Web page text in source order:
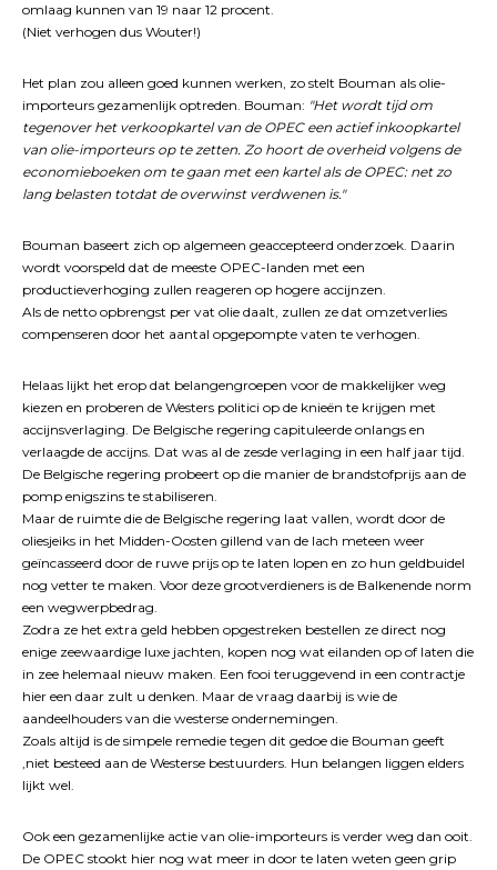
omlaag kunnen van 19 naar 12 procent.
(Niet verhogen dus Wouter!)
Het plan zou alleen goed kunnen werken, zo stelt Bouman als olie-
importeurs gezamenlijk optreden. Bouman: "Het wordt tijd om
tegenover het verkoopkartel van de OPEC een actief inkoopkartel
van olie-importeurs op te zetten. Zo hoort de overheid volgens de
economieboeken om te gaan met een kartel als de OPEC: net zo
lang belasten totdat de overwinst verdwenen is."
Bouman baseert zich op algemeen geaccepteerd onderzoek. Daarin
wordt voorspeld dat de meeste OPEC-landen met een
productieverhoging zullen reageren op hogere accijnzen.
Als de netto opbrengst per vat olie daalt, zullen ze dat omzetverlies
compenseren door het aantal opgepompte vaten te verhogen.
Helaas lijkt het erop dat belangengroepen voor de makkelijker weg
kiezen en proberen de Westers politici op de knieën te krijgen met
accijnsverlaging. De Belgische regering capituleerde onlangs en
verlaagde de accijns. Dat was al de zesde verlaging in een half jaar tijd.
De Belgische regering probeert op die manier de brandstofprijs aan de
pomp enigszins te stabiliseren.
Maar de ruimte die de Belgische regering laat vallen, wordt door de
oliesjeiks in het Midden-Oosten gillend van de lach meteen weer
geïncasseerd door de ruwe prijs op te laten lopen en zo hun geldbuidel
nog vetter te maken. Voor deze grootverdieners is de Balkenende norm
een wegwerpbedrag.
Zodra ze het extra geld hebben opgestreken bestellen ze direct nog
enige zeewaardige luxe jachten, kopen nog wat eilanden op of laten die
in zee helemaal nieuw maken. Een fooi teruggevend in een contractje
hier een daar zult u denken. Maar de vraag daarbij is wie de
aandeelhouders van die westerse ondernemingen.
Zoals altijd is de simpele remedie tegen dit gedoe die Bouman geeft
,niet besteed aan de Westerse bestuurders. Hun belangen liggen elders
lijkt wel.
Ook een gezamenlijke actie van olie-importeurs is verder weg dan ooit.
De OPEC stookt hier nog wat meer in door te laten weten geen grip